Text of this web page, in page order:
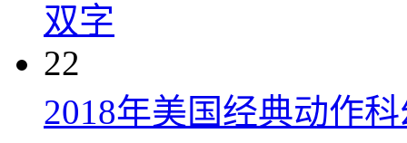
双字
22
2018年美国经典动作